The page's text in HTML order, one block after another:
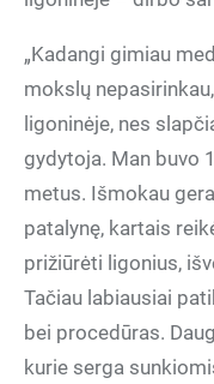
„Kadangi gimiau
mokslų
ligoninėje, nes
gydytoja. Man buvo
metus. Išmokau
patalynę, kartais
prižiūrėti ligonius,
Tačiau labiausiai
bei procedūras.
kurie serga